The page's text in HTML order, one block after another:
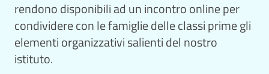
rendono disponibili ad un incontro online per
condividere con le famiglie delle classi prime gli
elementi organizzativi salienti del nostro
istituto.